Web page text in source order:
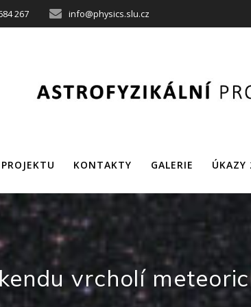
267 info@physics.slu.cz
KONTAKTY GALERIE ÚKAZY
vrcholí